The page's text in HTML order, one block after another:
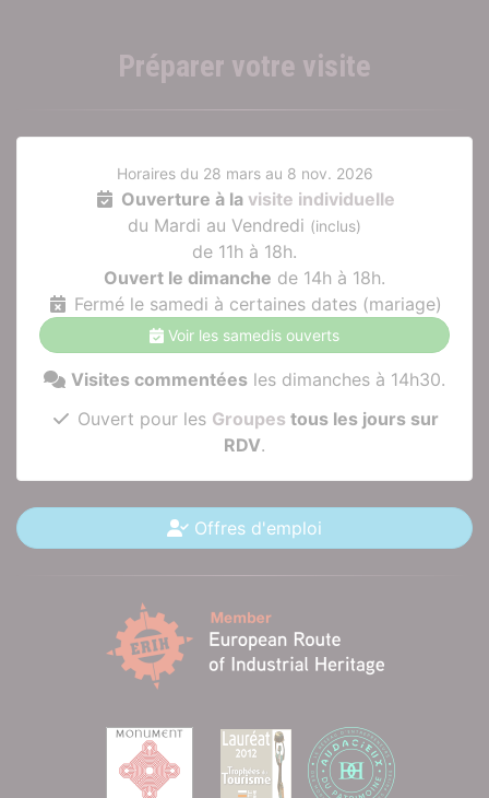
Préparer votre visite
Horaires du 28 mars au 8 nov. 2026
Ouverture à la visite individuelle
du Mardi au Vendredi (inclus)
de 11h à 18h.
Ouvert le dimanche de 14h à 18h.
Fermé le samedi à certaines dates (mariage)
Voir les samedis ouverts
Visites commentées les dimanches à 14h30.
Ouvert pour les Groupes tous les jours sur
RDV.
Offres d'emploi